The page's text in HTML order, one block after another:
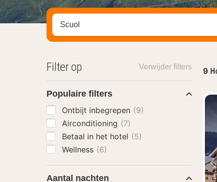
Zoek op hotel, regio of stad
9
Filter op Verwijder filters
Populaire filters
Ontbijt inbegrepen (9)
Airconditioning (7)
Betaal in het hotel (5)
Wellness (6)
Aantal nachten